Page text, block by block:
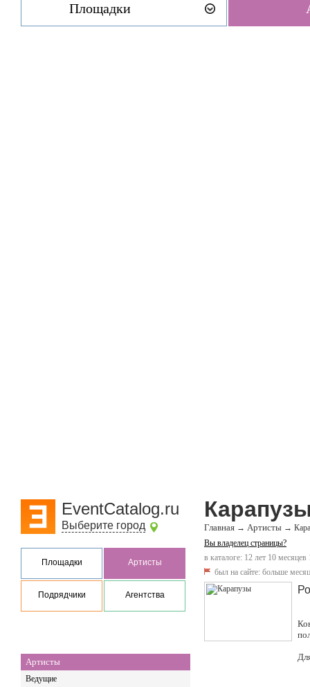
Площадки
EventCatalog.ru
Выберите город
Площадки Артисты
Подрядчики Агентства
Артисты
Ведущие
Главная → Артисты →
Вы владелец страницы?
в каталоге: 12 лет 10 месяцев
был на сайте: больше